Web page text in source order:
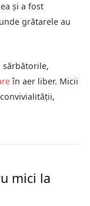
și a fost
grătarele au
sărbătorile,
în aer liber. Micii
mici la